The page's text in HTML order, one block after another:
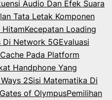
Audio Dan Efek Suara
Tata Letak Komponen
HitamKecepatan Loading
Di Network 5GEvaluasi
Pada Platform
Handphone Yang
2Sisi Matematika Di
of OlympusPemilihan